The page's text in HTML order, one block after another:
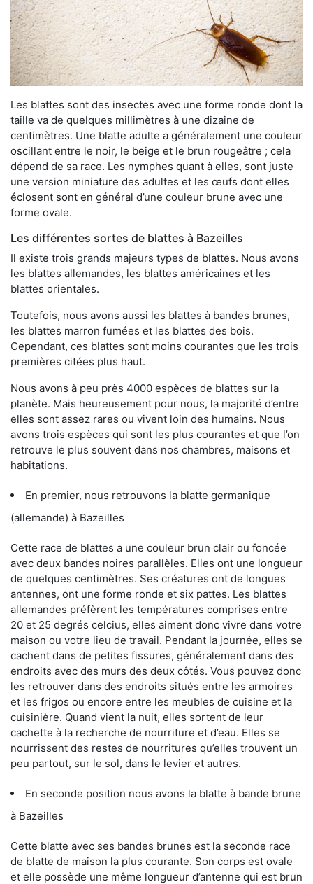
Les blattes sont des insectes avec une forme ronde dont la
taille va de quelques millimètres à une dizaine de
centimètres. Une blatte adulte a généralement une couleur
oscillant entre le noir, le beige et le brun rougeâtre ; cela
dépend de sa race. Les nymphes quant à elles, sont juste
une version miniature des adultes et les œufs dont elles
éclosent sont en général d’une couleur brune avec une
forme ovale.
Les différentes sortes de blattes à Bazeilles
Il existe trois grands majeurs types de blattes. Nous avons
les blattes allemandes, les blattes américaines et les
blattes orientales.
Toutefois, nous avons aussi les blattes à bandes brunes,
les blattes marron fumées et les blattes des bois.
Cependant, ces blattes sont moins courantes que les trois
premières citées plus haut.
Nous avons à peu près 4000 espèces de blattes sur la
planète. Mais heureusement pour nous, la majorité d’entre
elles sont assez rares ou vivent loin des humains. Nous
avons trois espèces qui sont les plus courantes et que l’on
retrouve le plus souvent dans nos chambres, maisons et
habitations.
En premier, nous retrouvons la blatte germanique
(allemande) à Bazeilles
Cette race de blattes a une couleur brun clair ou foncée
avec deux bandes noires parallèles. Elles ont une longueur
de quelques centimètres. Ses créatures ont de longues
antennes, ont une forme ronde et six pattes. Les blattes
allemandes préfèrent les températures comprises entre
20 et 25 degrés celcius, elles aiment donc vivre dans votre
maison ou votre lieu de travail. Pendant la journée, elles se
cachent dans de petites fissures, généralement dans des
endroits avec des murs des deux côtés. Vous pouvez donc
les retrouver dans des endroits situés entre les armoires
et les frigos ou encore entre les meubles de cuisine et la
cuisinière. Quand vient la nuit, elles sortent de leur
cachette à la recherche de nourriture et d’eau. Elles se
nourrissent des restes de nourritures qu’elles trouvent un
peu partout, sur le sol, dans le levier et autres.
En seconde position nous avons la blatte à bande brune
à Bazeilles
Cette blatte avec ses bandes brunes est la seconde race
de blatte de maison la plus courante. Son corps est ovale
et elle possède une même longueur d’antenne qui est brun